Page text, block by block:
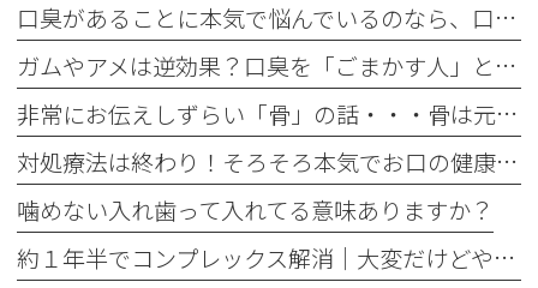
口臭があることに本気で悩んでいるのなら、口臭を本気で治そう
ガムやアメは逆効果？口臭を「ごまかす人」と「治す人」の決定的な違い
非常にお伝えしずらい「骨」の話・・・骨は元には戻せない？
対処療法は終わり！そろそろ本気でお口の健康とは何かを考えませんか
噛めない入れ歯って入れてる意味ありますか？
約１年半でコンプレックス解消｜大変だけどやって良かった歯の矯正治療